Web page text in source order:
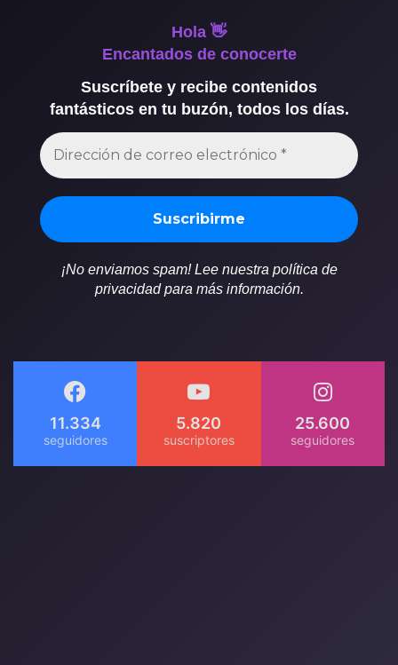
Hola 👋
Encantados de conocerte
Suscríbete y recibe contenidos
fantásticos en tu buzón, todos los días.
¡No enviamos spam! Lee nuestra política de
privacidad para más información.
11.334 5.820 25.600